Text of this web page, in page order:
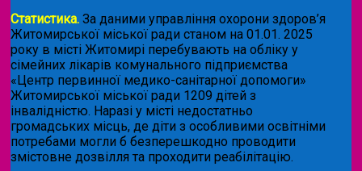
Статистика. За даними управління охорони здоров’я
Житомирської міської ради станом на 01.01. 2025
року в місті Житомирі перебувають на обліку у
сімейних лікарів комунального підприємства
«Центр первинної медико-санітарної допомоги»
Житомирської міської ради 1209 дітей з
інвалідністю. Наразі у місті недостатньо
громадських місць, де діти з особливими освітніми
потребами могли б безперешкодно проводити
змістовне дозвілля та проходити реабілітацію.